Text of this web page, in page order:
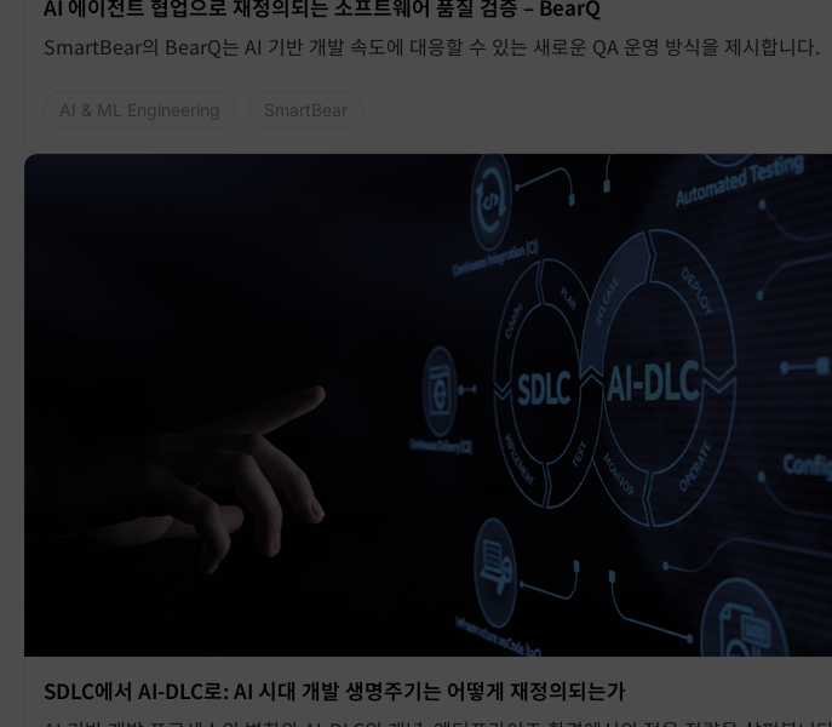
AI 에이전트 협업으로 재정의되는 소프트웨어 품질 검증 – BearQ
SmartBear의 BearQ는 AI 기반 개발 속도에 대응할 수 있는 새로운 QA 운영 방식을 제시합니다.
AI & ML Engineering SmartBear
SDLC에서 AI-DLC로: AI 시대 개발 생명주기는 어떻게 재정의되는가